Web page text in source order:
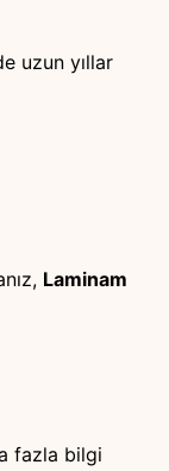
uzun yıllar
Laminam
fazla bilgi